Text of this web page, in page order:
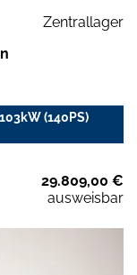
Zentrallager
(140PS)
29.809,00 €
ausweisbar